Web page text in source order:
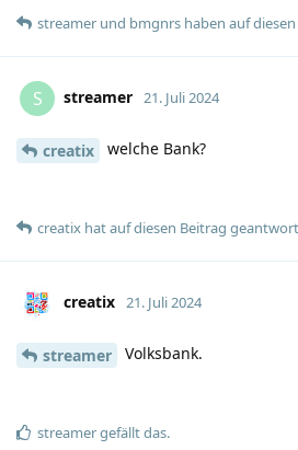
streamer und bmgnrs haben auf
S streamer 21. Juli 2024
creatix welche Bank?
creatix hatauf diesen Beitrag
creatix 21. Juli 2024
streamer Volksbank.
streamergefällt das.